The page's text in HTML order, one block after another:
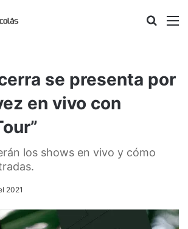
Buscar
se presenta por
en vivo con
los shows en vivo y cómo
2021